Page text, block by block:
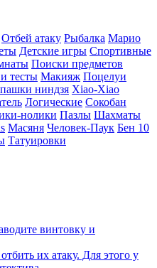
Отбей атаку Рыбалка Марио
Детские игры Спортивные
Поиски предметов
тесты Макияж Поцелуи
ниндзя Xiao-Xiao
Логические Сокобан
нолики Пазлы Шахматы
Масяня Человек-Паук Бен 10
Татуировки